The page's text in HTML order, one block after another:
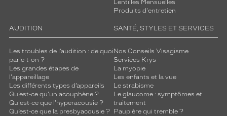
Lentilles Mensuelles
Produits d'entretien
AUDITION
Les troubles de l’audition : de quoi
parle-t-on ?
Les grandes étapes de
l'appareillage
Les différents types d’appareils
Qu’est-ce qu'un acouphène ?
Qu'est-ce que l'hyperacousie ?
Qu’est-ce que la presbyacousie ?
SANTÉ, STYLES ET SERVICES
Nos Conseils Visagisme
Services Krys
La myopie
Les enfants et la vue
Le strabisme
Le glaucome : symptômes et
traitement
Paupière qui tremble ?